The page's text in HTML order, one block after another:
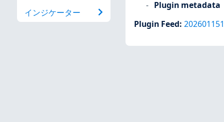
インジケーター
Plugin metadata
Plugin Feed: